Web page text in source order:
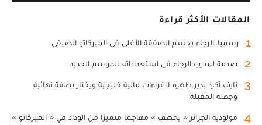
المقالات الأكثر قراءة
1 رسميا..الرجاء يحسم الصفقة الأغلى في الميركاتو الصيفي
2 صدمة لمدرب الرجاء في استعداداته للموسم الجديد
3
نايف أكرد يدير ظهره لاغراءات مالية خليجية ويختار بصفة نهائية
وجهته المقبلة
4 مولودية الجزائر « يخطف » مهاجما متميزا من الوداد في « الميركاتو »